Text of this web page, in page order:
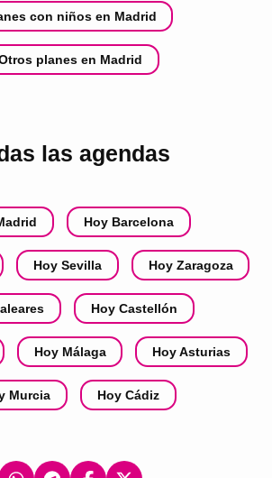
con niños en Madrid
planes en Madrid
las agendas
Hoy Barcelona
Hoy Sevilla Hoy Zaragoza
Hoy Castellón
Hoy Málaga Hoy Asturias
Murcia Hoy Cádiz